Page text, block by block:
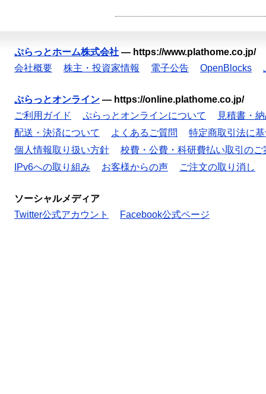
ぷらっとホーム株式会社 — https://www.plathome.co.jp/
会社概要
株主・投資家情報 電子公告 OpenBlocks
ぷらっとオンライン — https://online.plathome.co.jp/
ご利用ガイド
ぷらっとオンラインについて
見積書・
配送・決済について
よくあるご質問
特定商取引法に
個人情報取り扱い方針
校費・公費・科研費払い取引のご
IPv6への取り組み
お客様からの声 ご注文の取り消し
ソーシャルメディア
Twitter公式アカウント
Facebook公式ページ